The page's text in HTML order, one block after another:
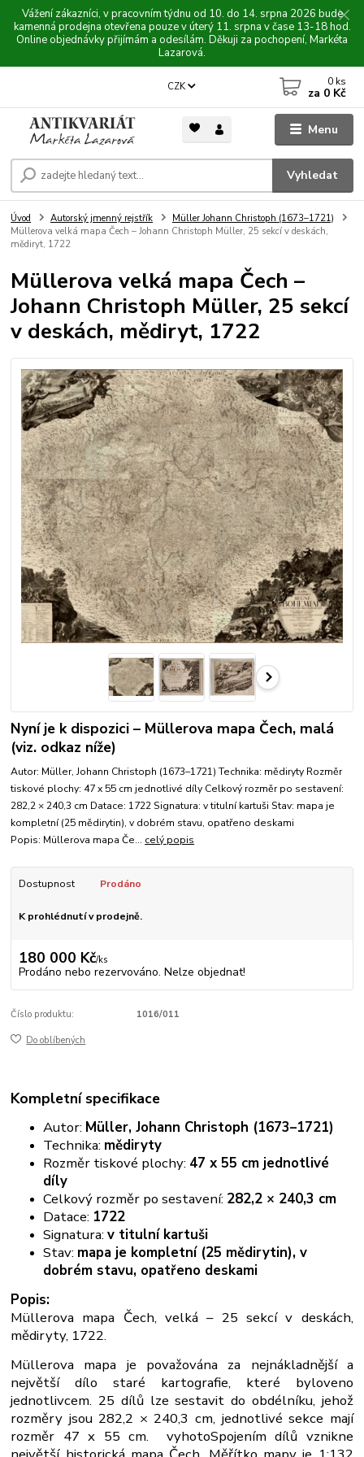
Vážení zákazníci, v pracovním týdnu od 10. do 14. srpna 2026 bude
kamenná prodejna otevřena pouze v úterý 11. srpna v čase 13-18 hod.
Online objednávky přijímám a odesílám. Děkuji za pochopení, Markéta
Lazarová.
Menu
CZK
Vyhledat
0 ks
za 0 Kč
Úvod Autorský jmenný rejstřík
Müller Johann Christoph (1673–1721)
Müllerova velká mapa Čech – Johann Christoph Müller, 25 sekcí v deskách,
mědiryt, 1722
Müllerova velká mapa Čech –
Johann Christoph Müller, 25 sekcí
v deskách, mědiryt, 1722
Nyní je k dispozici – Müllerova mapa Čech, malá
(viz. odkaz níže)
Autor: Müller, Johann Christoph (1673–1721) Technika: mědiryty Rozměr
tiskové plochy: 47 x 55 cm jednotlivé díly Celkový rozměr po sestavení:
282,2 × 240,3 cm Datace: 1722 Signatura: v titulní kartuši Stav: mapa je
kompletní (25 mědirytin), v dobrém stavu, opatřeno deskami
Popis: Müllerova mapa Če... celý popis
Dostupnost Prodáno
K prohlédnutí v prodejně.
180 000 Kč/ks
Prodáno nebo rezervováno. Nelze objednat!
Číslo produktu: 1016/011
Do oblíbených
Kompletní specifikace
Autor: Müller, Johann Christoph (1673–1721)
Technika: mědiryty
Rozměr tiskové plochy: 47 x 55 cm jednotlivé
díly
Celkový rozměr po sestavení: 282,2 × 240,3 cm
Datace: 1722
Signatura:v titulní kartuši
Stav: mapa je kompletní (25 mědirytin), v
dobrém stavu, opatřeno deskami
Popis:
Müllerova mapa Čech, velká – 25 sekcí v deskách,
mědiryty, 1722.
Müllerova mapa je považována za nejnákladnější a
největší dílo staré kartografie, které byloveno
jednotlivcem. 25 dílů lze sestavit do obdélníku, jehož
rozměry jsou 282,2 × 240,3 cm, jednotlivé sekce mají
rozměr 47 x 55 cm.
vyhotoSpojením dílů vznikne